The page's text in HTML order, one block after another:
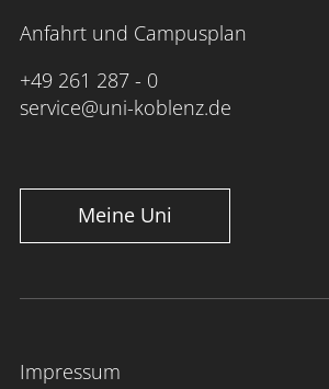
Anfahrt und Campusplan
+49 261 287 - 0
service@uni-koblenz.de
Meine Uni
Impressum